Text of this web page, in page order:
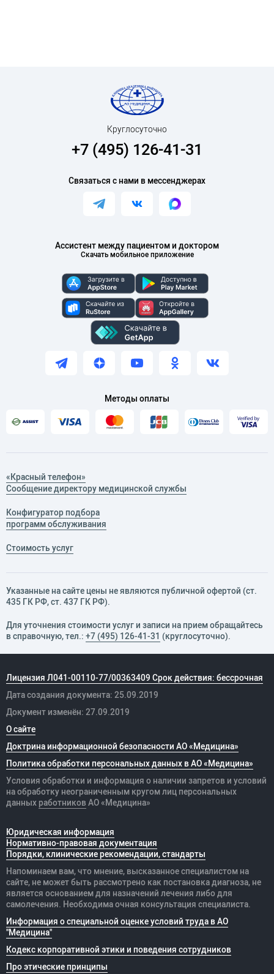
Ассистент между пациентом и доктором
Скачать мобильное приложение
Круглосуточно
+7 (495) 126-41-31
Связаться с нами в мессенджерах
Методы оплаты
«Красный телефон»
Сообщение директору медицинской службы
Конфигуратор подбора
программ обслуживания
Стоимость услуг
Указанные на сайте цены не являются публичной офертой (ст.
435 ГК РФ, cт. 437 ГК РФ).
Для уточнения стоимости услуг и записи на прием обращайтесь
в справочную, тел.: +7 (495) 126-41-31 (круглосуточно).
Лицензия Л041-00110-77/00363409 Срок действия: бессрочная
Дата создания документа: 25.09.2019
Документ изменён: 27.09.2019
О сайте
Доктрина информационной безопасности АО «Медицина»
Политика обработки персональных данных в АО «Медицина»
Условия обработки и информация о наличии запретов и условий
на обработку неограниченным кругом лиц персональных
данных работников АО «Медицина»
Юридическая информация
Нормативно-правовая документация
Порядки, клинические рекомендации, стандарты
Напоминаем вам, что мнение, высказанное специалистом на
сайте, не может быть рассмотрено как постановка диагноза, не
является основанием для назначений лечения либо для
самолечения. Необходима очная консультация специалиста.
Информация о специальной оценке условий труда в АО
"Медицина"
Кодекс корпоративной этики и поведения сотрудников
Про этические принципы